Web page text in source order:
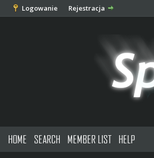
Logowanie Rejestracja
HOME SEARCH MEMBER LIST HELP